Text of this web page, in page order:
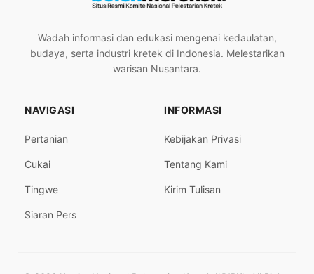
Wadah informasi dan edukasi mengenai kedaulatan,
budaya, serta industri kretek di Indonesia. Melestarikan
warisan Nusantara.
NAVIGASI
Pertanian
Cukai
Tingwe
Siaran Pers
INFORMASI
Kebijakan Privasi
Tentang Kami
Kirim Tulisan